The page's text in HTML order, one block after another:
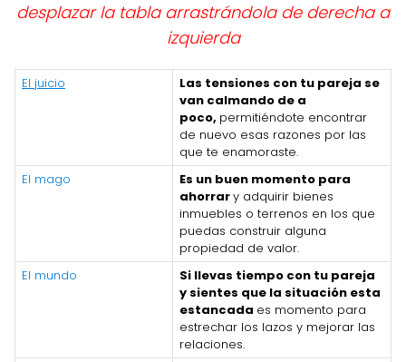
desplazar la tabla arrastrándola de derecha a
izquierda
El juicio
Las tensiones con tu pareja se
van calmando de a
poco, permitiéndote encontrar
de nuevo esas razones por las
que te enamoraste.
El mago
Es un buen momento para
ahorrary adquirir bienes
inmuebles o terrenos en los que
puedas construir alguna
propiedad de valor.
El mundo
Si llevas tiempo con tu pareja
y sientes que la situación esta
estancada es momento para
estrechar los lazos y mejorar las
relaciones.